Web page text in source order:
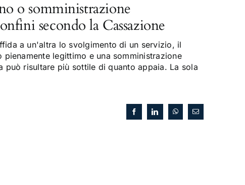
o somministrazione
secondo la Cassazione
a un'altra lo svolgimento di un servizio, il
legittimo e una somministrazione
può risultare più sottile di quanto appaia. La sola